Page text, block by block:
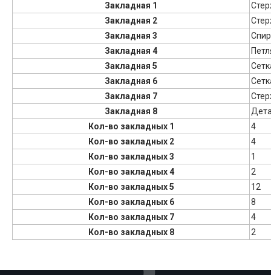
Закладная 1
Закладная 2
Закладная 3
Закладная 4
Закладная 5
Закладная 6
Закладная 7
Закладная 8
Кол-во закладных 1
4
Кол-во закладных 2
4
Кол-во закладных 3
1
Кол-во закладных 4
2
Кол-во закладных 5
12
Кол-во закладных 6
8
Кол-во закладных 7
4
Кол-во закладных 8
2